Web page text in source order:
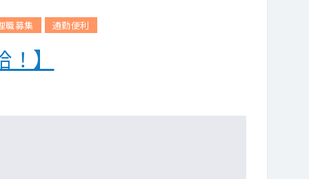
職募集 通勤便利
】